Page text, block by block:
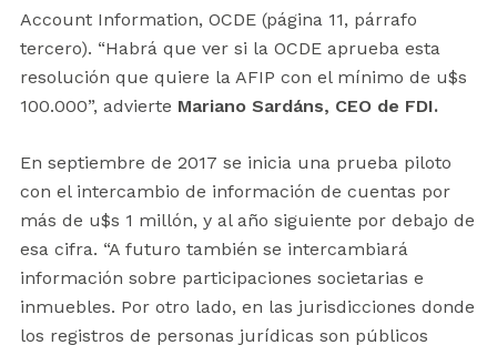
Account Information, OCDE (página 11, párrafo
tercero). “Habrá que ver si la OCDE aprueba esta
resolución que quiere la AFIP con el mínimo de u$s
100.000”, advierte Mariano Sardáns, CEO de FDI.
En septiembre de 2017 se inicia una prueba piloto
con el intercambio de información de cuentas por
más de u$s 1 millón, y al año siguiente por debajo de
esa cifra. “A futuro también se intercambiará
información sobre participaciones societarias e
inmuebles. Por otro lado, en las jurisdicciones donde
los registros de personas jurídicas son públicos